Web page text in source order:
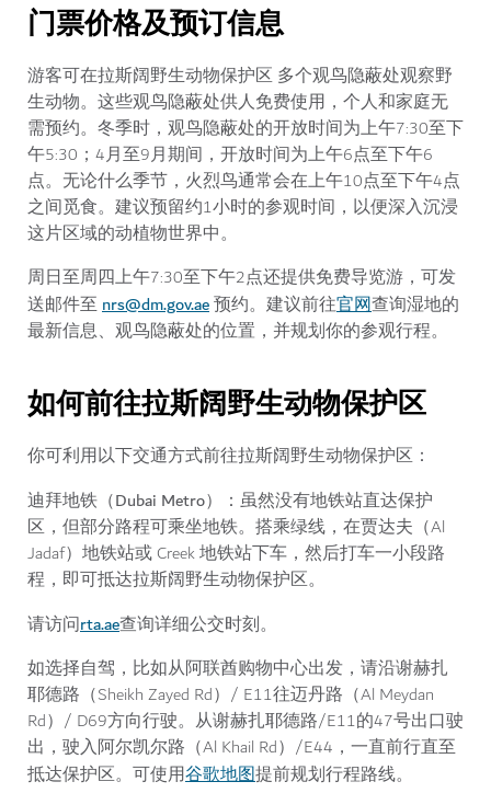
门票价格及预订信息
游客可在拉斯阔野生动物保护区 多个观鸟隐蔽处观察野
生动物。这些观鸟隐蔽处供人免费使用，个人和家庭无
需预约。冬季时，观鸟隐蔽处的开放时间为上午7:30至下
午5:30；4月至9月期间，开放时间为上午6点至下午6
点。无论什么季节，火烈鸟通常会在上午10点至下午4点
之间觅食。建议预留约1小时的参观时间，以便深入沉浸
这片区域的动植物世界中。
周日至周四上午7:30至下午2点还提供免费导览游，可发
送邮件至nrs@dm.gov.ae预约。建议前往官网查询湿地的
最新信息、观鸟隐蔽处的位置，并规划你的参观行程。
如何前往拉斯阔野生动物保护区
你可利用以下交通方式前往拉斯阔野生动物保护区：
迪拜地铁（Dubai Metro）
：虽然没有地铁站直达保护
区，但部分路程可乘坐地铁。搭乘绿线，在贾达夫（Al
Jadaf）地铁站或 Creek 地铁站下车，然后打车一小段路
程，即可抵达拉斯阔野生动物保护区。
请访问rta.ae查询详细公交时刻。
如选择自驾，比如从阿联酋购物中心出发，请沿谢赫扎
耶德路（Sheikh Zayed Rd）/ E11往迈丹路（Al Meydan
Rd）/ D69方向行驶。从谢赫扎耶德路/E11的47号出口驶
出，驶入阿尔凯尔路（Al Khail Rd）/E44，一直前行直至
抵达保护区。可使用谷歌地图提前规划行程路线。